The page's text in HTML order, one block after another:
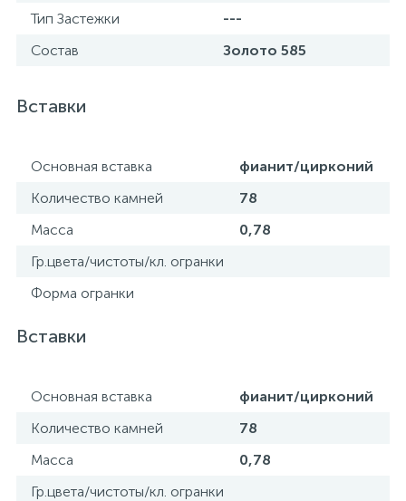
Тип Застежки
---
Состав
Золото 585
Вставки
Основная вставка
фианит/цирконий
Количество камней
78
Масса
0,78
Гр.цвета/чистоты/кл. огранки
Форма огранки
Вставки
Основная вставка
фианит/цирконий
Количество камней
78
Масса
0,78
Гр.цвета/чистоты/кл. огранки